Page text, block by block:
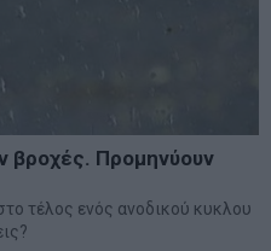
βροχές. Προμηνύουν
τέλος ενός ανοδικού κυκλου